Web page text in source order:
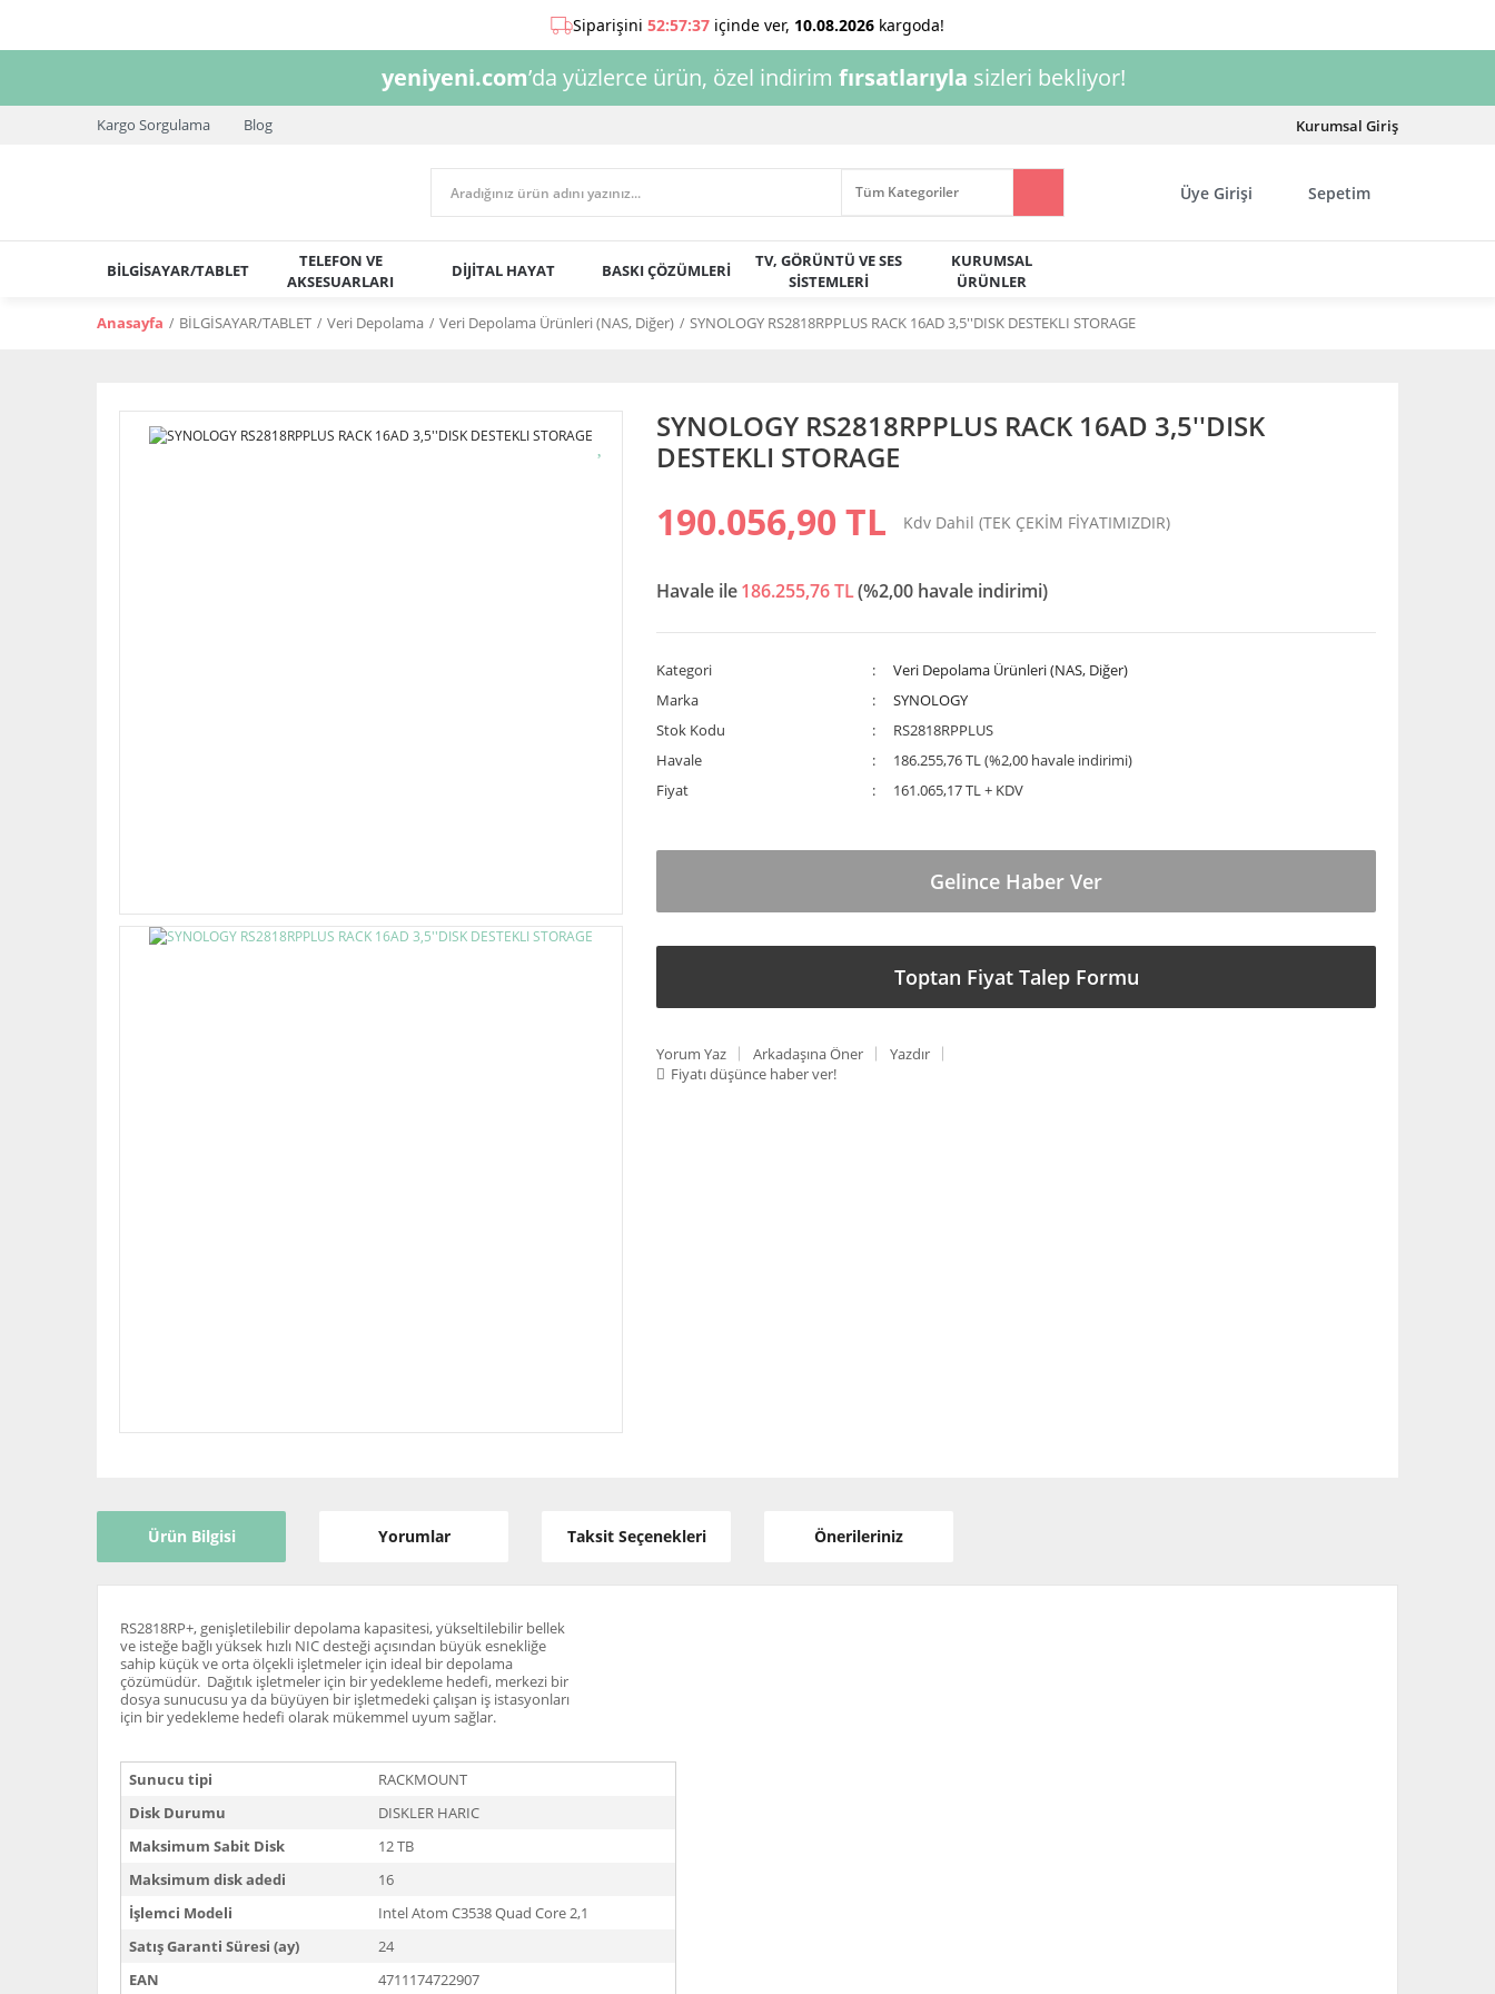
yeniyeni.com’da yüzlerce ürün, özel indirim fırsatlarıyla sizleri bekliyor!
Kargo Sorgulama Blog Kurumsal Giriş
Üye Girişi Sepetim
BİLGİSAYAR/TABLET
TELEFON VE
AKSESUARLARI
DİJİTAL HAYAT BASKI ÇÖZÜMLERİ
TV, GÖRÜNTÜ VE SES
SİSTEMLERİ
KURUMSAL
ÜRÜNLER
Anasayfa BİLGİSAYAR/TABLET Veri Depolama Veri Depolama Ürünleri (NAS, Diğer) SYNOLOGY RS2818RPPLUS RACK 16AD 3,5''DISK DESTEKLI STORAGE
SYNOLOGY RS2818RPPLUS RACK 16AD 3,5''DISK
DESTEKLI STORAGE
190.056,90 TL Kdv Dahil (TEK ÇEKİM FİYATIMIZDIR)
Havale ile186.255,76 TL(%2,00 havale indirimi)
Kategori
Veri Depolama Ürünleri (NAS, Diğer)
Marka
SYNOLOGY
Stok Kodu
RS2818RPPLUS
Havale
186.255,76 TL (%2,00 havale indirimi)
Fiyat
161.065,17 TL + KDV
Gelince Haber Ver
Toptan Fiyat Talep Formu
Yorum Yaz Arkadaşına Öner
Yazdır
Fiyatı düşünce haber ver!
Ürün Bilgisi Yorumlar Taksit Seçenekleri Önerileriniz
RS2818RP+, genişletilebilir depolama kapasitesi, yükseltilebilir bellek
ve isteğe bağlı yüksek hızlı NIC desteği açısından büyük esnekliğe
sahip küçük ve orta ölçekli işletmeler için ideal bir depolama
çözümüdür. Dağıtık işletmeler için bir yedekleme hedefi, merkezi bir
dosya sunucusu ya da büyüyen bir işletmedeki çalışan iş istasyonları
için bir yedekleme hedefi olarak mükemmel uyum sağlar.
Sunucu tipi
RACKMOUNT
Disk Durumu
DISKLER HARIC
Maksimum Sabit Disk
12 TB
Maksimum disk adedi
16
İşlemci Modeli
Intel Atom C3538 Quad Core 2,1
Satış Garanti Süresi (ay)
24
EAN
4711174722907